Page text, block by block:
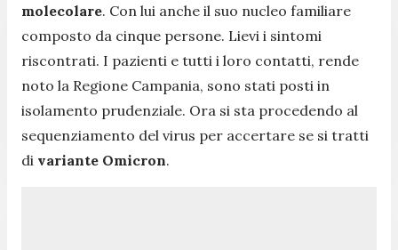
molecolare. Con lui anche il suo nucleo familiare
composto da cinque persone. Lievi i sintomi
riscontrati. I pazienti e tutti i loro contatti, rende
noto la Regione Campania, sono stati posti in
isolamento prudenziale. Ora si sta procedendo al
sequenziamento del virus per accertare se si tratti
di variante Omicron.